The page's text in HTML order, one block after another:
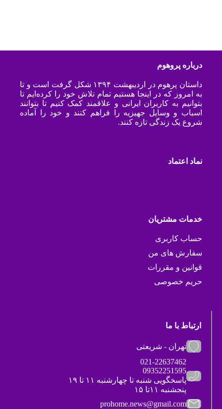
درباره پروهوم
داستان پرهوم در اردیبهشت ۱۳۹۴ شکل گرفت است و تا
به امروز که در اینجا هستیم تمام تلاش خود را کرده‌ایم تا
بتوانیم به کاربران ایرانی و علاقمند کمک کنیم تا بتوانند
اسباب و وسایل جهیزیه را فراهم کنند و خود را آماده
شروع یک زندگی تازه کنند.
نماد اعتماد
خدمات مشتریان
حساب کاربری
سفارش های من
قوانین و مقررات
حریم خصوصی
ارتباط با ما
تهران - شریعتی
021-22637462
09352251595
پاسخگویی شنبه تا چهارشنبه ۱۱ تا ۱۹
پنجشنبه ۱۱تا ۱۵
prohome.news@gmail.com